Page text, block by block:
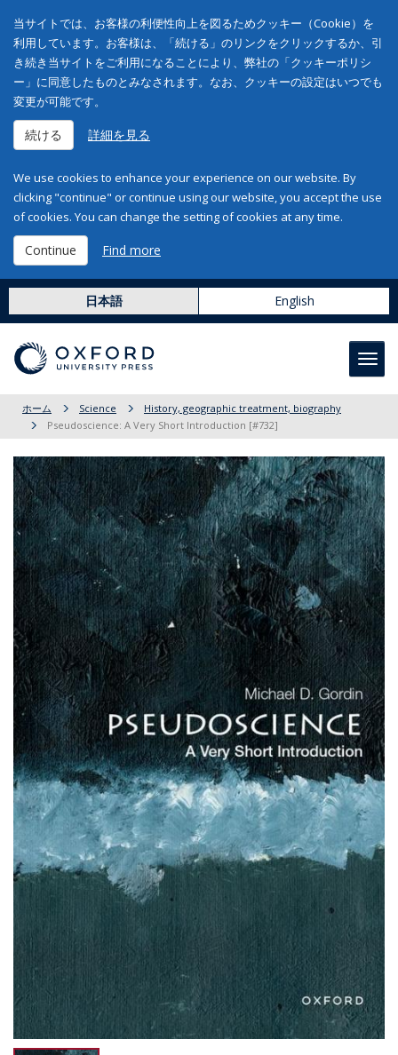
当サイトでは、お客様の利便性向上を図るためクッキー（Cookie）を
利用しています。お客様は、「続ける」のリンクをクリックするか、引
き続き当サイトをご利用になることにより、弊社の「クッキーポリシ
ー」に同意したものとみなされます。なお、クッキーの設定はいつでも
変更が可能です。
続ける 詳細を見る
We use cookies to enhance your experience on our website. By
clicking "continue" or continue using our website, you accept the use
of cookies. You can change the setting of cookies at any time.
Continue Find more
日本語 English
ホーム Science
History, geographic treatment, biography
Pseudoscience: A Very Short Introduction [#732]